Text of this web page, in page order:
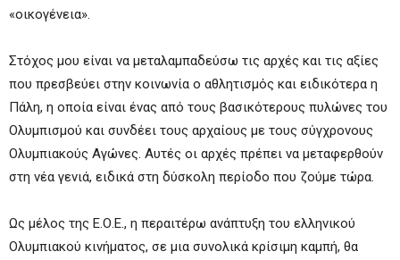
«οικογένεια».
Στόχος μου είναι να μεταλαμπαδεύσω τις αρχές και τις αξίες
που πρεσβεύει στην κοινωνία ο αθλητισμός και ειδικότερα η
Πάλη, η οποία είναι ένας από τους βασικότερους πυλώνες του
Ολυμπισμού και συνδέει τους αρχαίους με τους σύγχρονους
Ολυμπιακούς Αγώνες. Αυτές οι αρχές πρέπει να μεταφερθούν
στη νέα γενιά, ειδικά στη δύσκολη περίοδο που ζούμε τώρα.
Ως μέλος της Ε.Ο.Ε., η περαιτέρω ανάπτυξη του ελληνικού
Ολυμπιακού κινήματος, σε μια συνολικά κρίσιμη καμπή, θα